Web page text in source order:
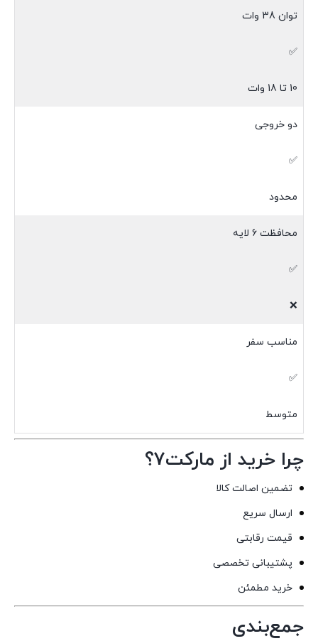
توان 38 وات
✅
10 تا 18 وات
دو خروجی
✅
محدود
محافظت 6 لایه
✅
❌
مناسب سفر
✅
متوسط
چرا خرید از مارکت7؟
تضمین اصالت کالا
ارسال سریع
قیمت رقابتی
پشتیبانی تخصصی
خرید مطمئن
جمع‌بندی